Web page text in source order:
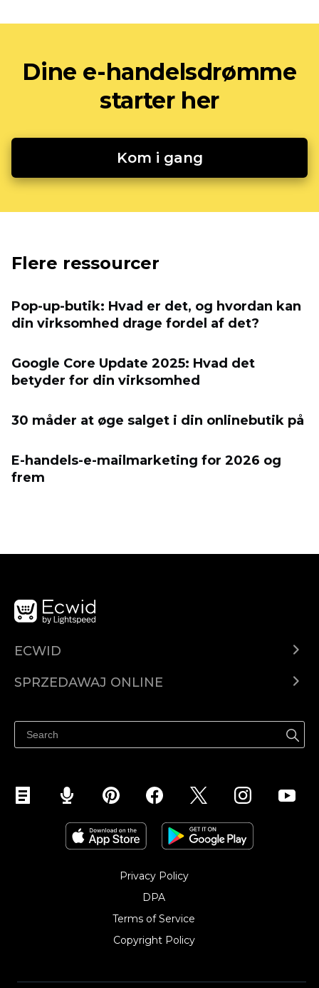
Dine e-handelsdrømme
starter her
Kom i gang
Flere ressourcer
Pop-up-butik: Hvad er det, og hvordan kan
din virksomhed drage fordel af det?
Google Core Update 2025: Hvad det
betyder for din virksomhed
30 måder at øge salget i din onlinebutik på
E-handels-e-mailmarketing for 2026 og
frem
ECWID
Cena
SPRZEDAWAJ ONLINE
Sprzedawaj na Facebooku
Sprzedawaj na Instagramie
Privacy Policy
DPA
Terms of Service
Copyright Policy‎